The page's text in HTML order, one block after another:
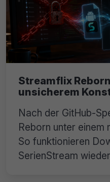
Streamflix
unsicherem
Nach der GitHub-
Reborn unter einem
So funktionieren
SerienStream